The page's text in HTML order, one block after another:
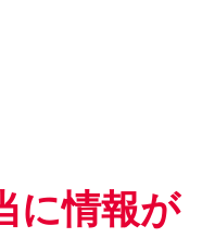
に情報が